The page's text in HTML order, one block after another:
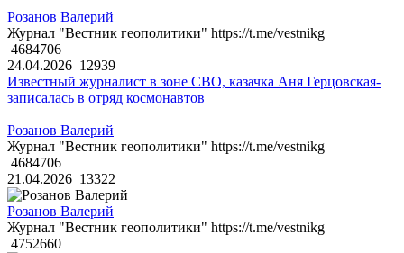
Розанов Валерий
Журнал "Вестник геополитики" https://t.me/vestnikg
4684706
24.04.2026 12939
Известный журналист в зоне СВО, казачка Аня Герцовская-
записалась в отряд космонавтов
Розанов Валерий
Журнал "Вестник геополитики" https://t.me/vestnikg
4684706
21.04.2026 13322
Розанов Валерий
Журнал "Вестник геополитики" https://t.me/vestnikg
4752660